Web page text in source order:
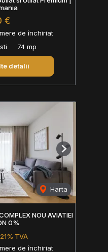
€
de închiriat
74 mp
detalii
Harta
Next
NOU AVIATIEI
0%
TVA
de închiriat